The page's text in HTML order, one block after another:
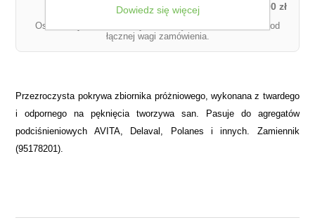
Kurier DPD – przedpłata (1 paczka):
21,00 zł
Ostateczny koszt dostawy może się różnić w zależności od
łącznej wagi zamówienia.
Przezroczysta pokrywa zbiornika próżniowego, wykonana z twardego
i odpornego na pęknięcia tworzywa san. Pasuje do agregatów
podciśnieniowych AVITA, Delaval, Polanes i innych. Zamiennik
(95178201).
Dowiedz się więcej